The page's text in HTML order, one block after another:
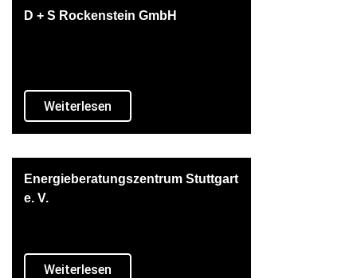
D + S Rockenstein GmbH
Weiterlesen
Energieberatungszentrum Stuttgart
e. V.
Weiterlesen